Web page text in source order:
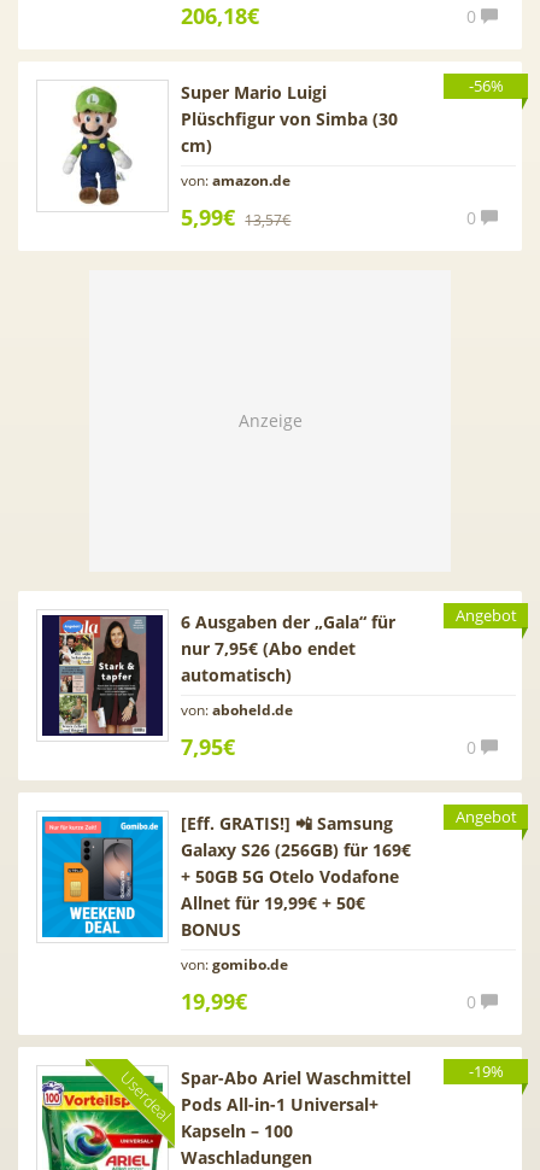
206,18€ 0
-56%
Super Mario Luigi
Plüschfigur von Simba (30
cm)
von:amazon.de
5,99€ 13,57€ 0
Angebot
6 Ausgaben der „Gala“ für
nur 7,95€ (Abo endet
automatisch)
von:aboheld.de
7,95€ 0
Angebot
[Eff. GRATIS!] 📲 Samsung
Galaxy S26 (256GB) für 169€
+ 50GB 5G Otelo Vodafone
Allnet für 19,99€ + 50€
BONUS
von:gomibo.de
19,99€ 0
-19%
Userdeal Spar-Abo Ariel Waschmittel
Pods All-in-1 Universal+
Kapseln – 100
Waschladungen